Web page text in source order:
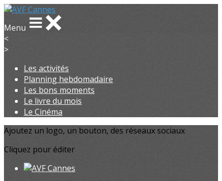
Menu
<
>
Les activités
Planning hebdomadaire
Les bons moments
Le livre du mois
Le Cinéma
Ajoutez un logo, un bouton, des réseaux sociaux
Cliquez pour éditer